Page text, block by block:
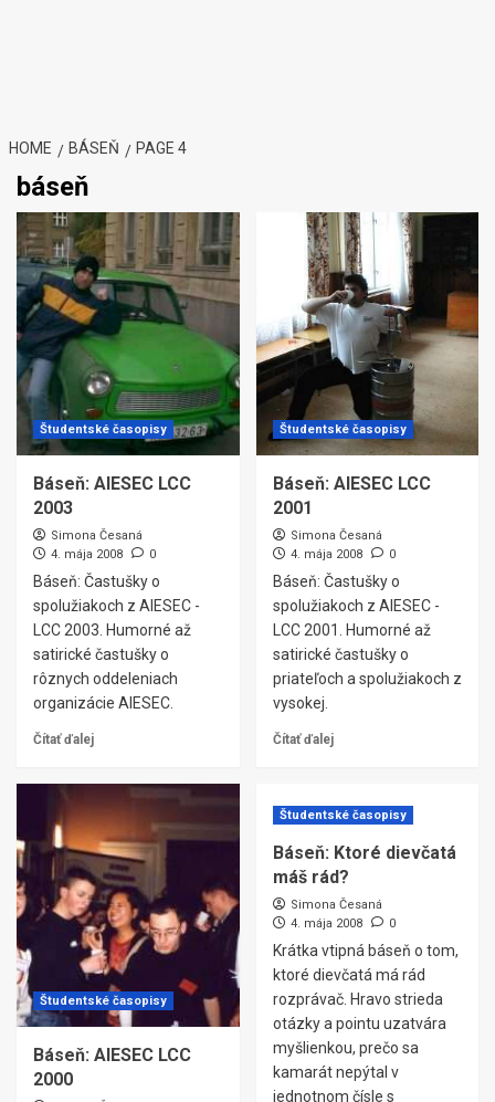
HOME BÁSEŇ PAGE 4
báseň
Študentské časopisy
Báseň: AIESEC LCC
2003
Simona Česaná
4. mája 2008
0
Báseň: Častušky o
spolužiakoch z AIESEC -
LCC 2003. Humorné až
satirické častušky o
rôznych oddeleniach
organizácie AIESEC.
Čítať ďalej
Študentské časopisy
Báseň: AIESEC LCC
2001
Simona Česaná
4. mája 2008
0
Báseň: Častušky o
spolužiakoch z AIESEC -
LCC 2001. Humorné až
satirické častušky o
priateľoch a spolužiakoch z
vysokej.
Čítať ďalej
Študentské časopisy
Báseň: AIESEC LCC
2000
Študentské časopisy
Báseň: Ktoré dievčatá
máš rád?
Simona Česaná
4. mája 2008
0
Krátka vtipná báseň o tom,
ktoré dievčatá má rád
rozprávač. Hravo strieda
otázky a pointu uzatvára
myšlienkou, prečo sa
kamarát nepýtal v
jednotnom čísle s